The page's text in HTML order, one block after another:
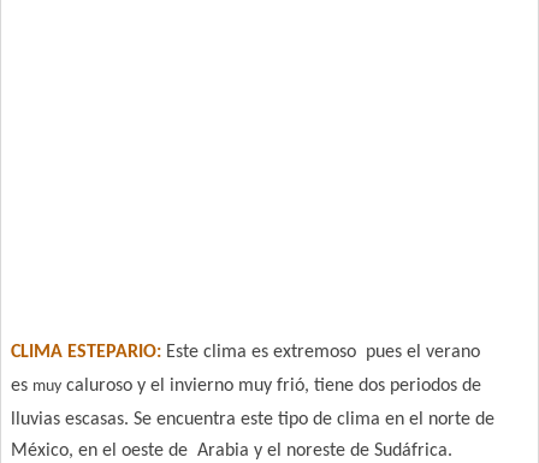
CLIMA ESTEPARIO: Este clima es extremoso pues el verano
es muy caluroso y el invierno muy frió, tiene dos periodos de
lluvias escasas. Se encuentra este tipo de clima en el norte de
México, en el oeste de Arabia y el noreste de Sudáfrica.